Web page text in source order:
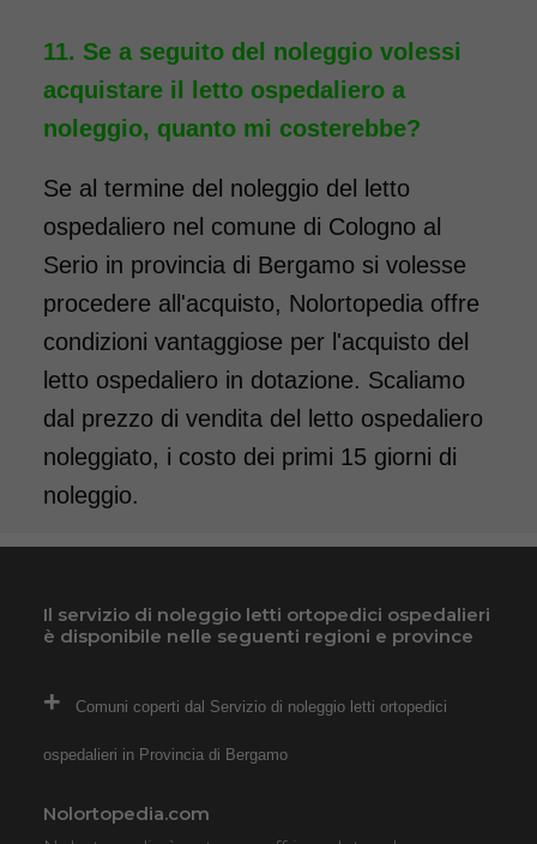
Se a seguito del noleggio volessi
acquistare il letto ospedaliero a
noleggio, quanto mi costerebbe?
Se al termine del noleggio del letto
ospedaliero nel comune di Cologno al
Serio in provincia di Bergamo si volesse
procedere all'acquisto, Nolortopedia offre
condizioni vantaggiose per l'acquisto del
letto ospedaliero in dotazione. Scaliamo
dal prezzo di vendita del letto ospedaliero
noleggiato, i costo dei primi 15 giorni di
noleggio.
Il servizio di noleggio letti ortopedici ospedalieri
è disponibile nelle seguenti regioni e province
Comuni coperti dal Servizio di noleggio letti ortopedici
ospedalieri in Provincia di Bergamo
Nolortopedia.com